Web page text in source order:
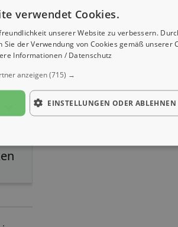
verwendet Cookies.
unserer Website zu verbessern.
der Verwendung von Cookies gemäß unserer
Informationen / Datenschutz
anzeigen(715) →
EINSTELLUNGEN ODER ABLEHNEN